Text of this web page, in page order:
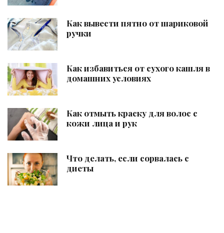
Как вывести пятно от шариковой
ручки
Как избавиться от сухого кашля в
домашних условиях
Как отмыть краску для волос с
кожи лица и рук
Что делать, если сорвалась с
диеты